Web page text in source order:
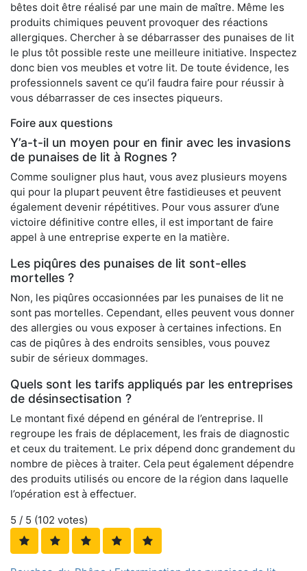
bêtes doit être réalisé par une main de maître. Même les
produits chimiques peuvent provoquer des réactions
allergiques. Chercher à se débarrasser des punaises de lit
le plus tôt possible reste une meilleure initiative. Inspectez
donc bien vos meubles et votre lit. De toute évidence, les
professionnels savent ce qu’il faudra faire pour réussir à
vous débarrasser de ces insectes piqueurs.
Foire aux questions
Y’a-t-il un moyen pour en finir avec les invasions
de punaises de lit à Rognes ?
Comme souligner plus haut, vous avez plusieurs moyens
qui pour la plupart peuvent être fastidieuses et peuvent
également devenir répétitives. Pour vous assurer d’une
victoire définitive contre elles, il est important de faire
appel à une entreprise experte en la matière.
Les piqûres des punaises de lit sont-elles
mortelles ?
Non, les piqûres occasionnées par les punaises de lit ne
sont pas mortelles. Cependant, elles peuvent vous donner
des allergies ou vous exposer à certaines infections. En
cas de piqûres à des endroits sensibles, vous pouvez
subir de sérieux dommages.
Quels sont les tarifs appliqués par les entreprises
de désinsectisation ?
Le montant fixé dépend en général de l’entreprise. Il
regroupe les frais de déplacement, les frais de diagnostic
et ceux du traitement. Le prix dépend donc grandement du
nombre de pièces à traiter. Cela peut également dépendre
des produits utilisés ou encore de la région dans laquelle
l’opération est à effectuer.
5 / 5 (102 votes)